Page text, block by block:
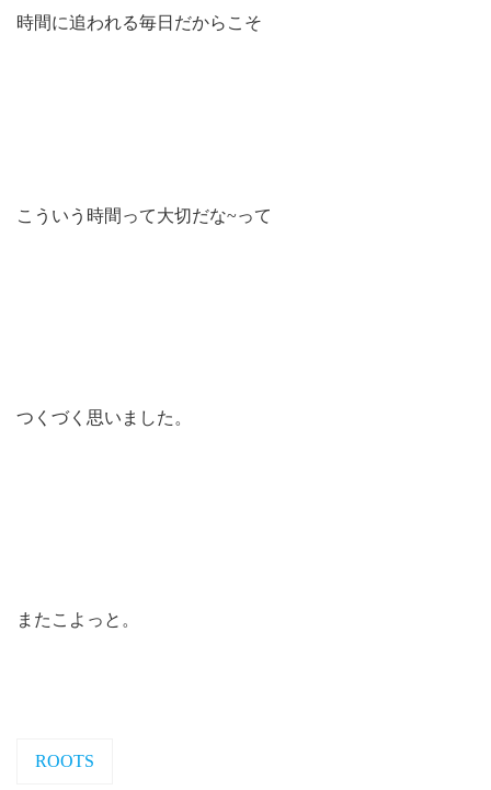
時間に追われる毎日だからこそ
こういう時間って大切だな~って
つくづく思いました。
またこよっと。
ROOTS